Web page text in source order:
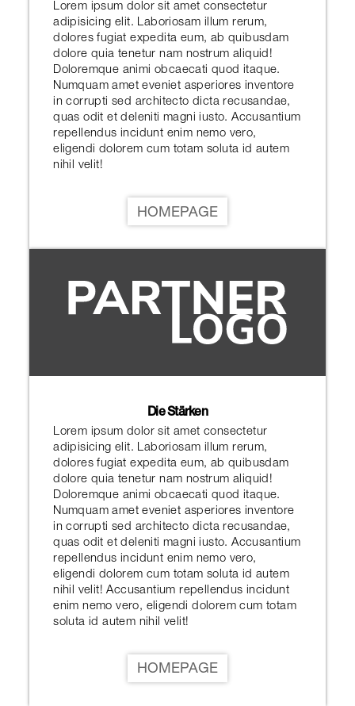
Lorem ipsum dolor sit amet consectetur
adipisicing elit. Laboriosam illum rerum,
dolores fugiat expedita eum, ab quibusdam
dolore quia tenetur nam nostrum aliquid!
Doloremque animi obcaecati quod itaque.
Numquam amet eveniet asperiores inventore
in corrupti sed architecto dicta recusandae,
quas odit et deleniti magni iusto. Accusantium
repellendus incidunt enim nemo vero,
eligendi dolorem cum totam soluta id autem
nihil velit!
HOMEPAGE
Die Stärken
Lorem ipsum dolor sit amet consectetur
adipisicing elit. Laboriosam illum rerum,
dolores fugiat expedita eum, ab quibusdam
dolore quia tenetur nam nostrum aliquid!
Doloremque animi obcaecati quod itaque.
Numquam amet eveniet asperiores inventore
in corrupti sed architecto dicta recusandae,
quas odit et deleniti magni iusto. Accusantium
repellendus incidunt enim nemo vero,
eligendi dolorem cum totam soluta id autem
nihil velit! Accusantium repellendus incidunt
enim nemo vero, eligendi dolorem cum totam
soluta id autem nihil velit!
HOMEPAGE